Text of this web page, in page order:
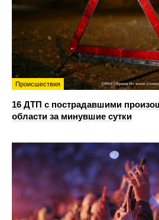
Происшествия
16 ДТП с пострадавшими
области за минувшие сутки